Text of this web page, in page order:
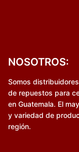
NOSOTROS:
Somos
de repuestos para
en Guatemala. El
y variedad de
región.